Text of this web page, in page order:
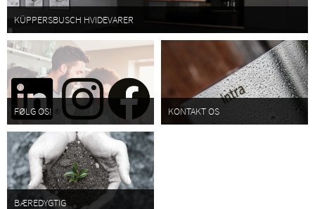
KÜPPERSBUSCH HVIDEVARER
FØLG OS! KONTAKT OS
BÆREDYGTIG